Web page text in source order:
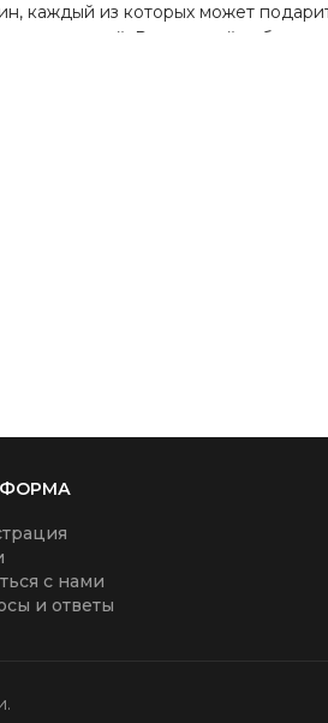
каждый из которых может
за женщиной. Ради своей
с нами
и ответы